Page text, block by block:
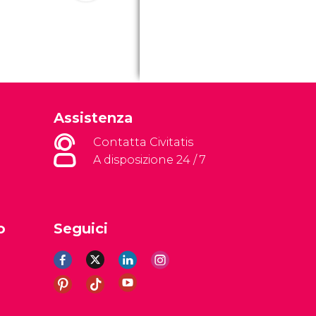
Assistenza
Contatta Civitatis
A disposizione 24 / 7
Seguici